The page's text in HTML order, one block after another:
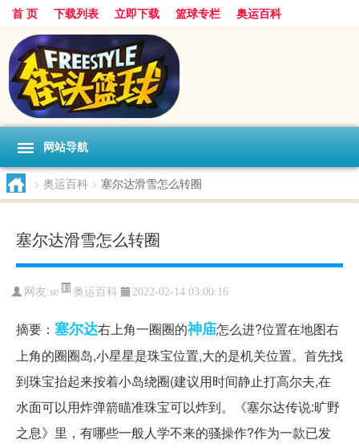
首 页 下载列表 立即下载 篮球专栏 奥运百科
网站导航
> 奥运百科 > 塞尔达滑雪怎么转圈
塞尔达滑雪怎么转圈
网友:se 奥运百科 2022-02-14 03:00:16
摘要： 塞尔达右上角一圈圈的神庙怎么进?位置在地图右
上角的圈圈岛,小星星是珠宝位置,大的是机关位置。首先找
到珠宝抬起来按着小岛绕圈(建议用时间静止打高尔夫,在
水面可以用炸弹箭瞄准珠宝可以炸到。《塞尔达传说:旷野
之息》里，有哪些一般人学不来的骚操作?作为一款已发